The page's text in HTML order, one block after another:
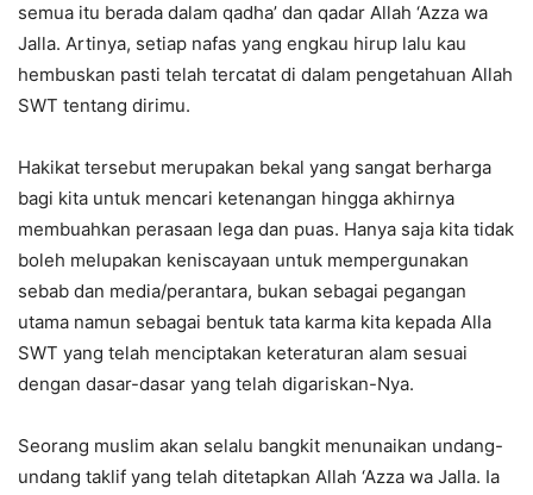
semua itu berada dalam qadha’ dan qadar Allah ‘Azza wa
Jalla. Artinya, setiap nafas yang engkau hirup lalu kau
hembuskan pasti telah tercatat di dalam pengetahuan Allah
SWT tentang dirimu.
Hakikat tersebut merupakan bekal yang sangat berharga
bagi kita untuk mencari ketenangan hingga akhirnya
membuahkan perasaan lega dan puas. Hanya saja kita tidak
boleh melupakan keniscayaan untuk mempergunakan
sebab dan media/perantara, bukan sebagai pegangan
utama namun sebagai bentuk tata karma kita kepada Alla
SWT yang telah menciptakan keteraturan alam sesuai
dengan dasar-dasar yang telah digariskan-Nya.
Seorang muslim akan selalu bangkit menunaikan undang-
undang taklif yang telah ditetapkan Allah ‘Azza wa Jalla. Ia